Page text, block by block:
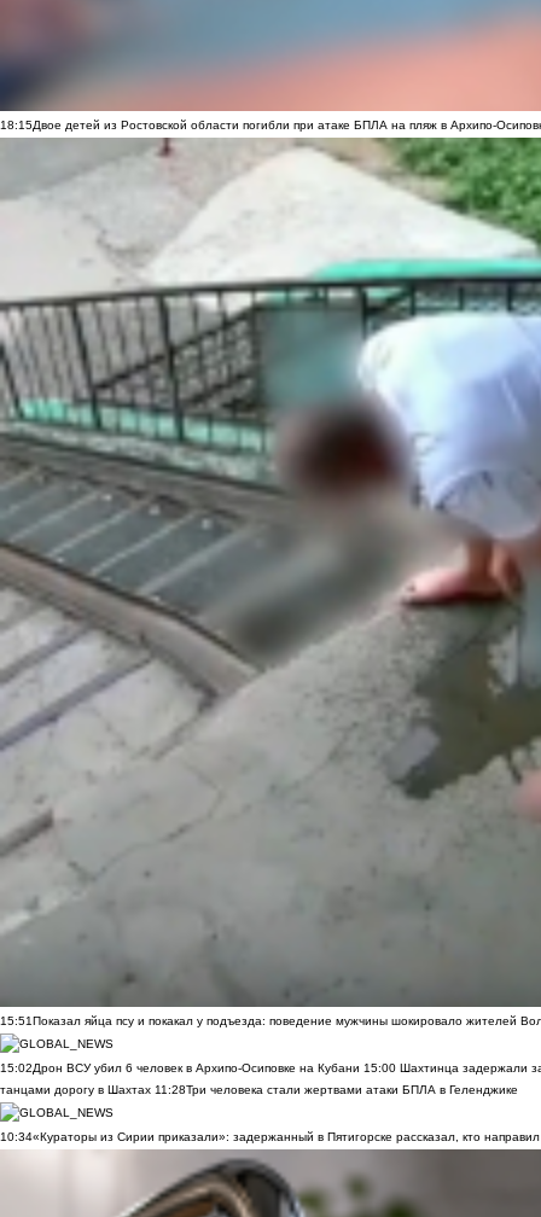
18:15Двое детей из Ростовской области погибли при атаке БПЛА на пляж в Архипо-
15:51Показал яйца псу и покакал у подъезда: поведение мужчины шокировало жителей
15:02Дрон ВСУ убил 6 человек в Архипо-Осиповке на Кубани 15:00 Шахтинца задержали
танцами дорогу в Шахтах 11:28Три человека стали жертвами атаки БПЛА в Геленджике
10:34«Кураторы из Сирии приказали»: задержанный в Пятигорске рассказал, кто направил